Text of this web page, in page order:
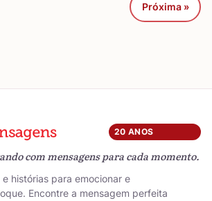
Próxima »
20 ANOS
com mensagens para cada momento.
e histórias para emocionar e
Encontre a mensagem perfeita